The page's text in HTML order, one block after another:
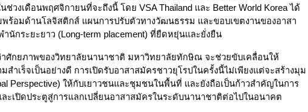
ช่วงเดือนพฤศจิกายนที่จะถึงนี้ โดย VSA Thailand และ Better World Korea ได้
ร้อมด้านโลจิสติกส์ แผนการปรับตัวทางวัฒนธรรม และขอบเขตงานของอาสา
ำนักระยะยาว (Long-term placement) ที่ยืดหยุ่นและยั่งยืน
าศักยภาพของวิทยาลัยนานาชาติ มหาวิทยาลัยทักษิณ จะช่วยขับเคลื่อนให้
สำเร็จเป็นอย่างดี การเปิดรับอาสาสมัครชาวยุโรปในครั้งนี้ไม่เพียงแต่จะสร้างมุม
Perspective) ให้กับเยาวชนและชุมชนในพื้นที่ และยังถือเป็นก้าวสำคัญในการ
ะเปิดประตูสู่การแลกเปลี่ยนอาสาสมัครในระดับนานาชาติต่อไปในอนาคต